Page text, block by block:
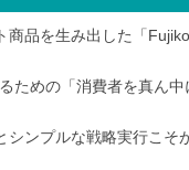
商品を生み出した「
ための「消費者を真ん
シンプルな戦略実行こそ